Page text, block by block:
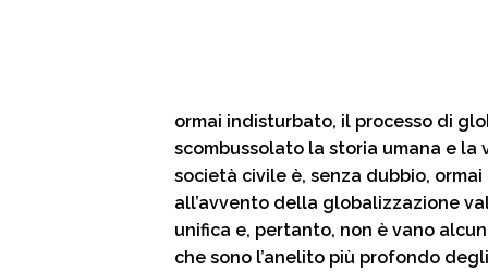
ormai indisturbato, il processo di
scombussolato la storia umana e la
società civile è, senza dubbio,
all’avvento della globalizzazione
unifica e, pertanto, non è vano
che sono l’anelito più profondo